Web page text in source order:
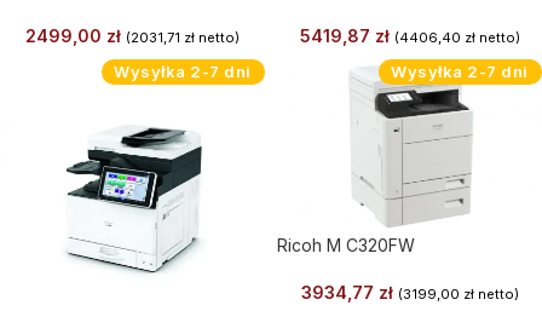
2499,00 zł (2031,71 zł netto) 5419,87 zł (4406,40 złnetto)
Wysyłka 2-7 dni Wysyłka 2-7 dni
Ricoh M C320FW
3934,77 zł (3199,00 złnetto)